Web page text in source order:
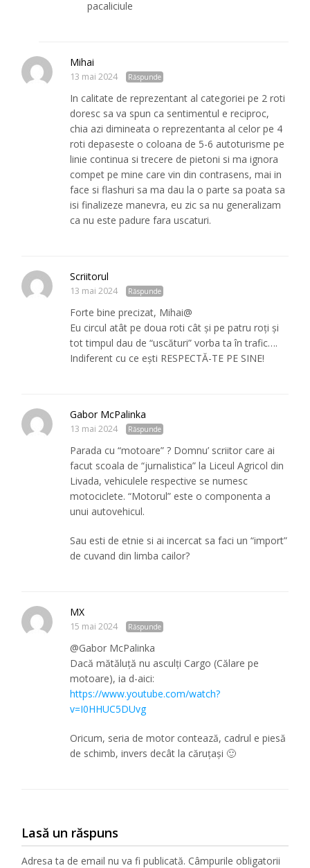
pacaliciule
Mihai
13 mai 2024 Răspunde
In calitate de reprezentant al categoriei pe 2 roti
doresc sa va spun ca sentimentul e reciproc,
chia azi dimineata o reprezentanta al celor pe 4
roti depaseste o coloana de 5-6 autoturisme pe
linie continua si trecere de pietoni si ma ignora
compet pe mine care vin din contrasens, mai in
face si flashuri sa ma dau la o parte sa poata sa
isi finalizeze manevra, eu zic sa nu generalizam
ca nu este padure fara uscaturi.
Scriitorul
13 mai 2024 Răspunde
Forte bine precizat, Mihai@
Eu circul atât pe doua roti cât și pe patru roți și
tot timpul dau de “uscături” vorba ta în trafic….
Indiferent cu ce ești RESPECTĂ-TE PE SINE!
Gabor McPalinka
13 mai 2024 Răspunde
Parada cu “motoare” ? Domnu’ scriitor care ai
facut scoala de “jurnalistica” la Liceul Agricol din
Livada, vehiculele respective se numesc
motociclete. “Motorul” este o componenta a
unui autovehicul.
Sau esti de etnie si ai incercat sa faci un “import”
de cuvand din limba cailor?
MX
15 mai 2024 Răspunde
@Gabor McPalinka
Dacă mătăluță nu asculți Cargo (Călare pe
motoare), ia d-aici:
https://www.youtube.com/watch?
v=I0HHUC5DUvg
Oricum, seria de motor contează, cadrul e piesă
de schimb, invers decât la căruțași 🙂
Lasă un răspuns
Adresa ta de email nu va fi publicată. Câmpurile obligatorii